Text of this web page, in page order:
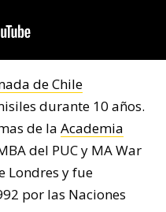
de Chile
durante 10 años.
de la Academia
del PUC y MA War
Londres y fue
por las Naciones